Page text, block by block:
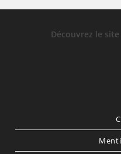
Découvrez le